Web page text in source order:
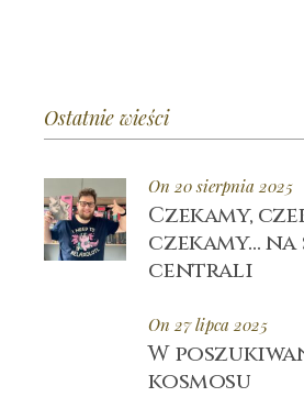
Ostatnie wieści
On 20 sierpnia 2025
Czekamy,
czekamy… na
centrali
On 27 lipca 2025
W
kosmosu